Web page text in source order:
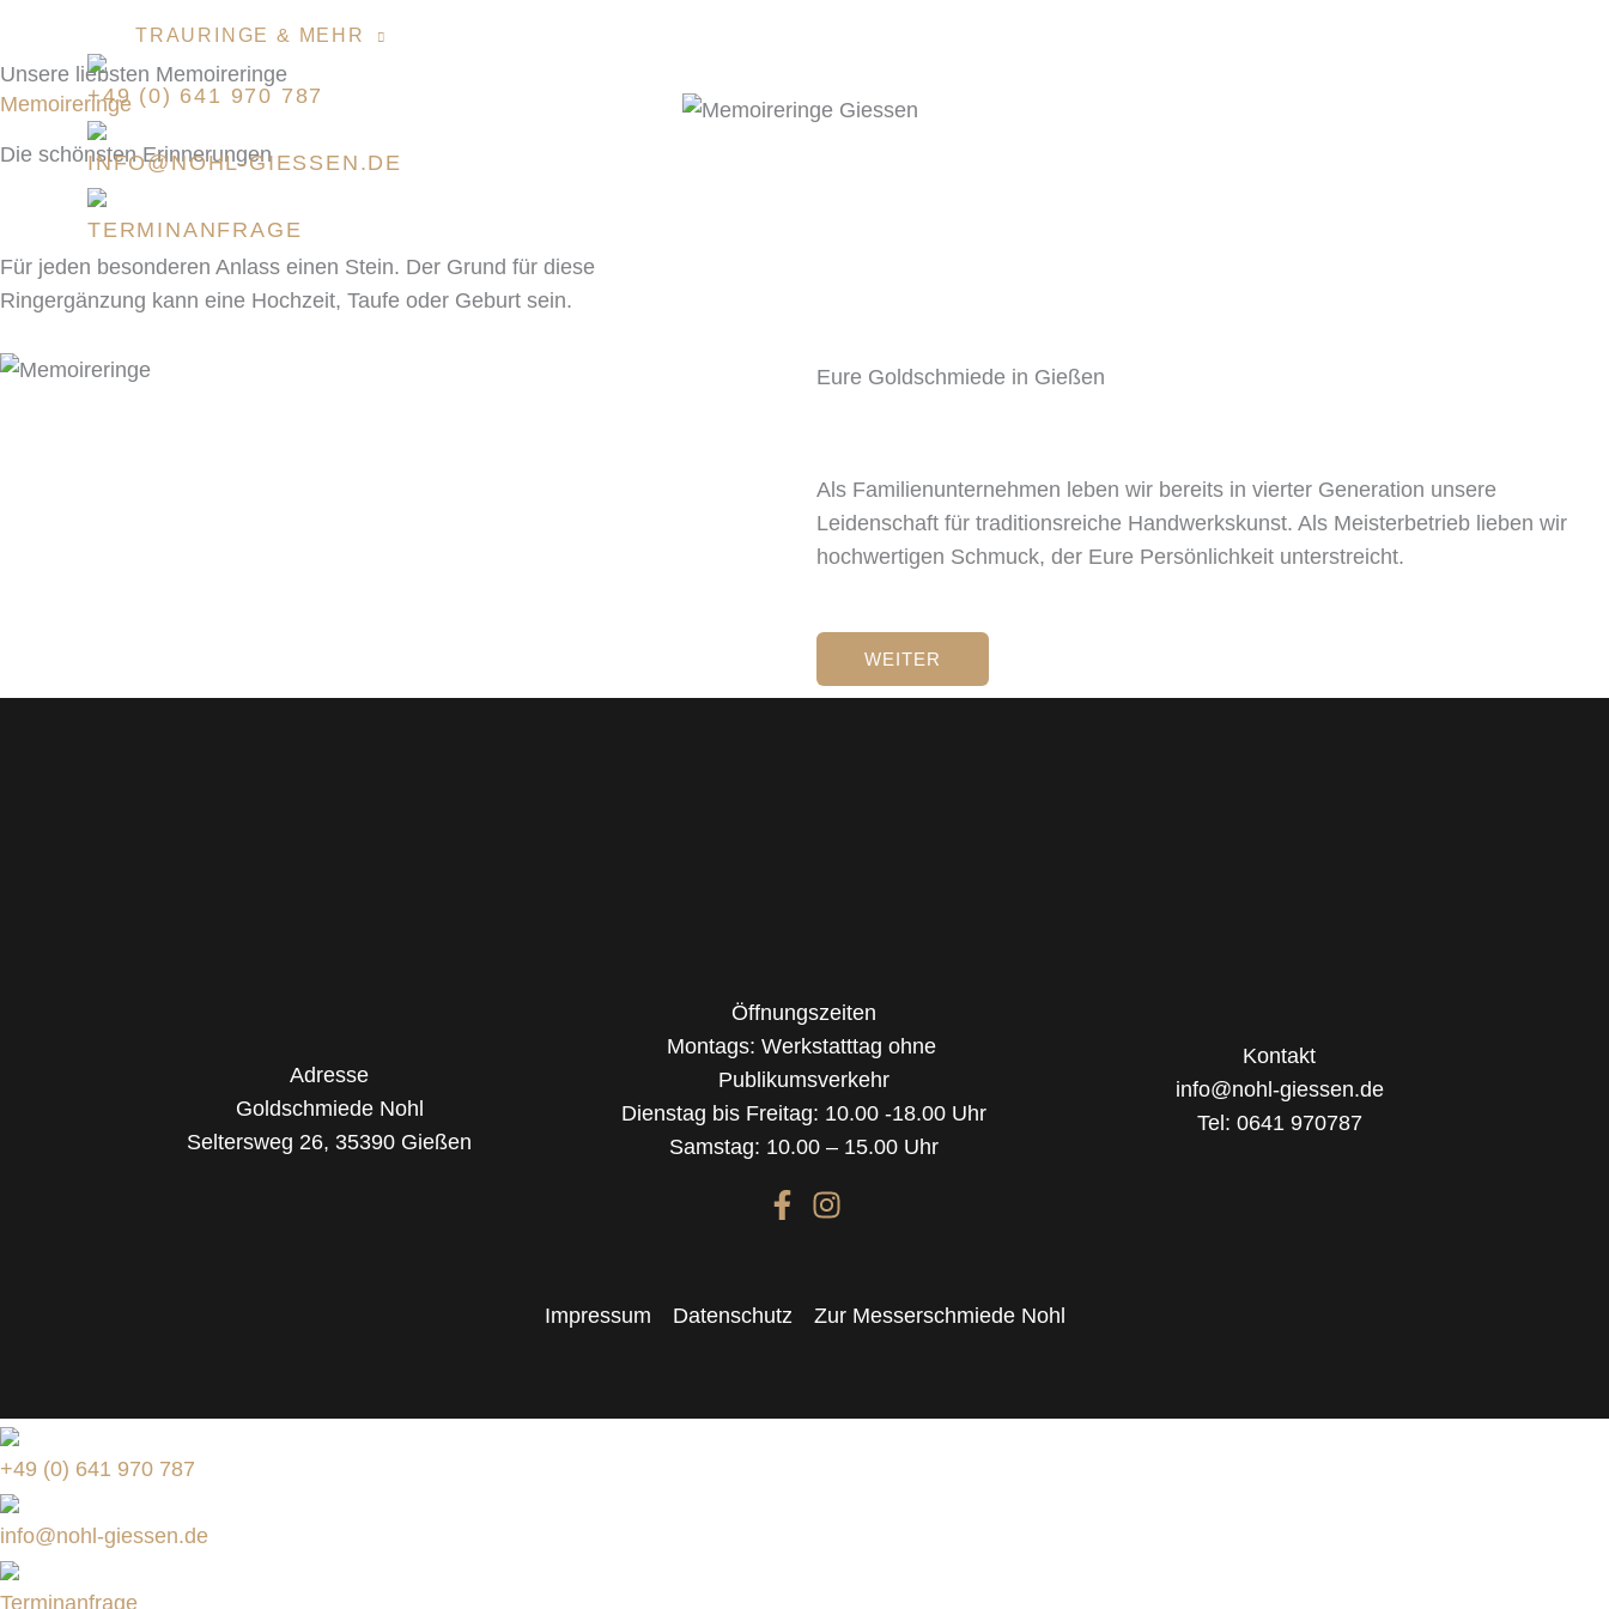
springen
TRAURINGE & MEHR
+49 (0) 641 970 787
INFO@NOHL-GIESSEN.DE
TERMINANFRAGE
Unsere liebsten Memoireringe
Memoireringe
Die schönsten Erinnerungen
Für jeden besonderen Anlass einen Stein. Der Grund für diese
Ringergänzung kann eine Hochzeit, Taufe oder Geburt sein.
Eure Goldschmiede in Gießen
Als Familienunternehmen leben wir bereits in vierter Generation unsere
Leidenschaft für traditionsreiche Handwerkskunst. Als Meisterbetrieb lieben wir
hochwertigen Schmuck, der Eure Persönlichkeit unterstreicht.
WEITER
Adresse
Goldschmiede Nohl
Seltersweg 26, 35390 Gießen
Öffnungszeiten
Montags: Werkstatttag ohne
Publikumsverkehr
Dienstag bis Freitag: 10.00 -18.00 Uhr
Samstag: 10.00 – 15.00 Uhr
Kontakt
info@nohl-giessen.de
Tel: 0641 970787
Impressum Datenschutz Zur Messerschmiede Nohl
+49 (0) 641 970 787
info@nohl-giessen.de
Terminanfrage